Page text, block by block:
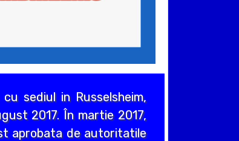
sediul in Russelsheim,
2017. În martie 2017,
aprobata de autoritatile